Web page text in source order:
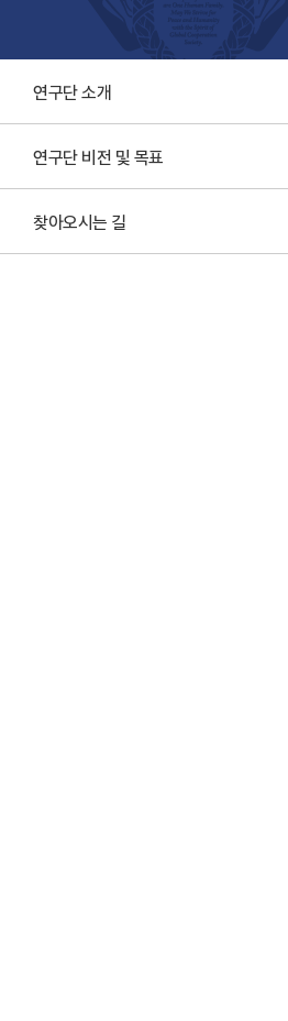
연구단 소개
연구단 비전 및 목표
찾아오시는 길